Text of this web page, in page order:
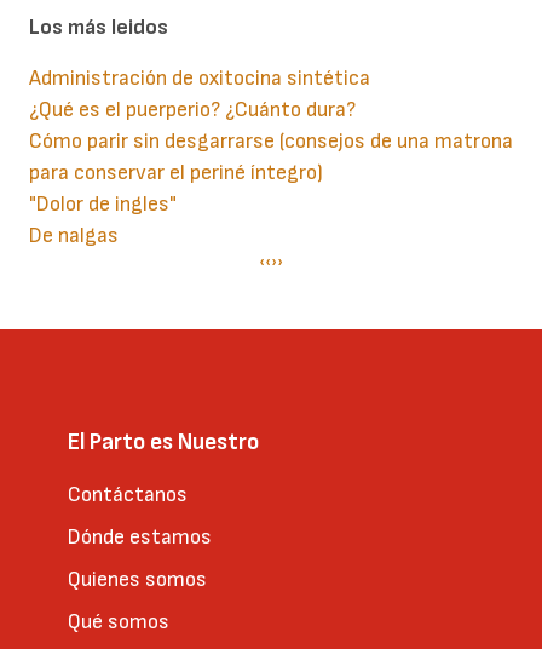
Los más leidos
Administración de oxitocina sintética
¿Qué es el puerperio? ¿Cuánto dura?
Cómo parir sin desgarrarse (consejos de una matrona
para conservar el periné íntegro)
"Dolor de ingles"
De nalgas
Página
‹‹Siguiente
››
El Parto es Nuestro
Contáctanos
Dónde estamos
Quienes somos
Qué somos